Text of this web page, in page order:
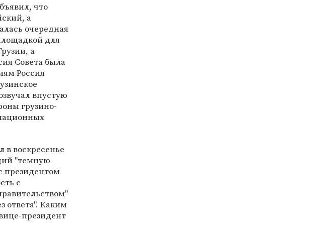
что
а
очередная
для
а
Совета была
Россия
впустую
грузино-
воскресенье
"темную
президентом
с
ответа". Каким
президент